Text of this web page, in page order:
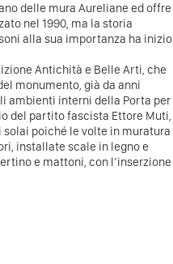
delle mura Aureliane ed offre
nel 1990, ma la storia
alla sua importanza ha inizio
Antichità e Belle Arti, che
monumento, già da anni
ambienti interni della Porta per
del partito fascista Ettore Muti,
solai poiché le volte in muratura
installate scale in legno e
e mattoni, con l’inserzione